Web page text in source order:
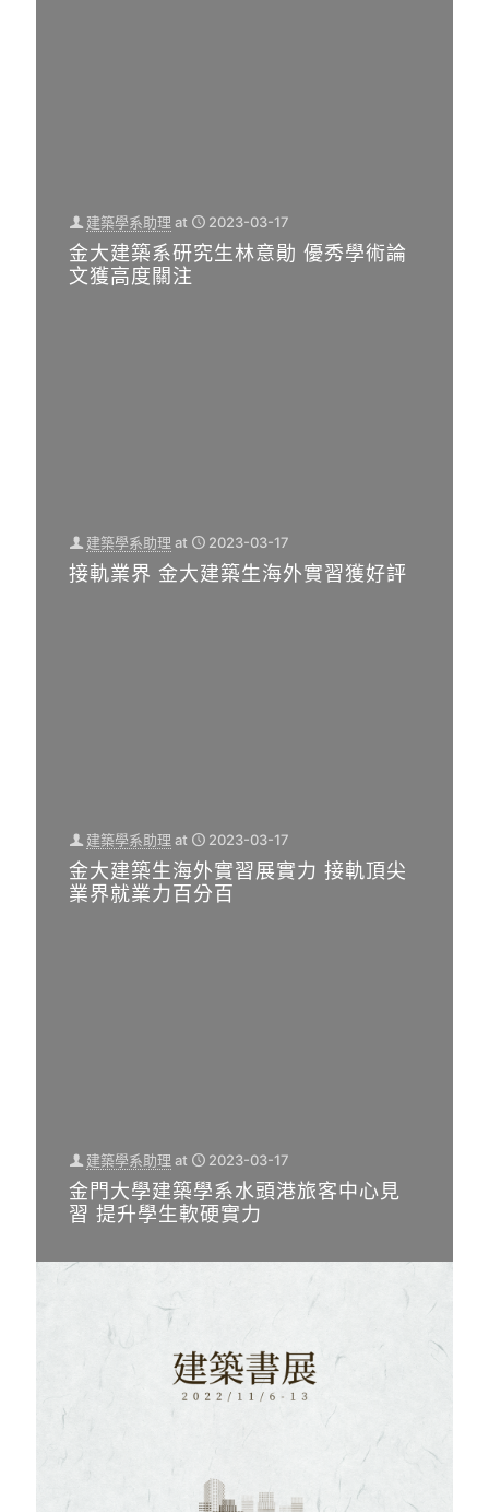
建築學系助理 at 2023-03-17
金大建築系研究生林意勛 優秀學術論
文獲高度關注
建築學系助理 at 2023-03-17
接軌業界 金大建築生海外實習獲好評
建築學系助理 at 2023-03-17
金大建築生海外實習展實力 接軌頂尖
業界就業力百分百
建築學系助理 at 2023-03-17
金門大學建築學系水頭港旅客中心見
習 提升學生軟硬實力